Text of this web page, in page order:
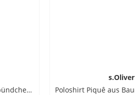
Piqué-Poloshirt mit Kontrastbündchen und Stretch
s.Oliver